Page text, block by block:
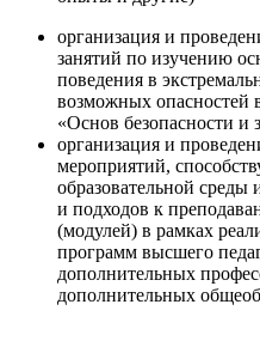
организация и
занятий по изучению
поведения в
возможных опасностей
«Основ безопасности
организация и
мероприятий,
образовательной
и подходов к
(модулей) в рамках
программ высшего
дополнительных
дополнительных